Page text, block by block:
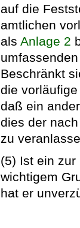
auf die
amtlichen
alsAnlage 2
Beschränkt
die
daß ein
dies der
zu
(5) Ist ein
wichtigem
hat er